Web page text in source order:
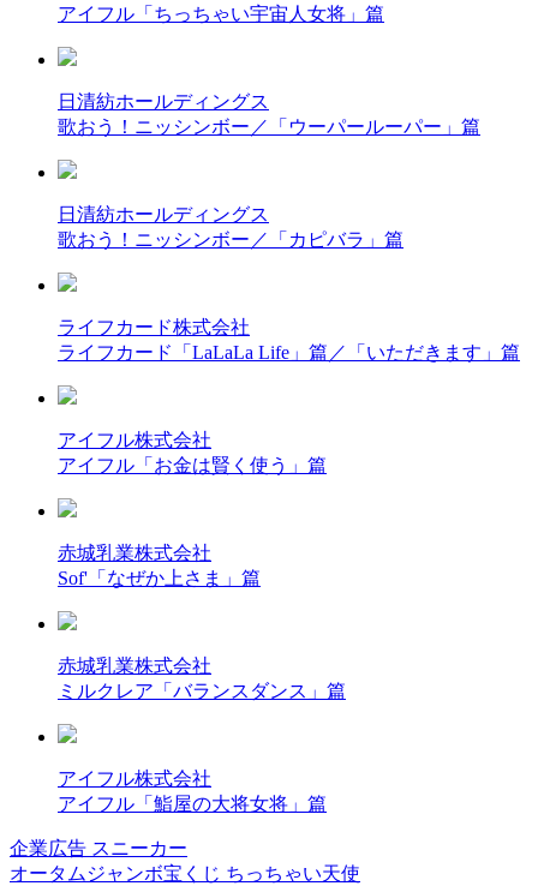
アイフル「ちっちゃい宇宙人女将」篇
日清紡ホールディングス
歌おう！ニッシンボー／「ウーパールーパー」篇
日清紡ホールディングス
歌おう！ニッシンボー／「カピバラ」篇
ライフカード株式会社
ライフカード「LaLaLa Life」篇／「いただきます」篇
アイフル株式会社
アイフル「お金は賢く使う」篇
赤城乳業株式会社
Sof'「なぜか上さま」篇
赤城乳業株式会社
ミルクレア「バランスダンス」篇
アイフル株式会社
アイフル「鮨屋の大将女将」篇
企業広告 スニーカー
オータムジャンボ宝くじ ちっちゃい天使